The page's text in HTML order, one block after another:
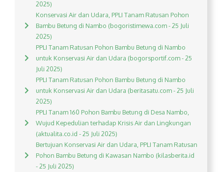
2025)
Konservasi Air dan Udara, PPLI Tanam Ratusan Pohon
Bambu Betung di Nambo (bogoristimewa.com - 25 Juli
2025)
PPLI Tanam Ratusan Pohon Bambu Betung di Nambo
untuk Konservasi Air dan Udara (bogorsportif.com - 25
Juli 2025)
PPLI Tanam Ratusan Pohon Bambu Betung di Nambo
untuk Konservasi Air dan Udara (beritasatu.com - 25 Juli
2025)
PPLI Tanam 160 Pohon Bambu Betung di Desa Nambo,
Wujud Kepedulian terhadap Krisis Air dan Lingkungan
(aktualita.co.id - 25 Juli 2025)
Bertujuan Konservasi Air dan Udara, PPLI Tanam Ratusan
Pohon Bambu Betung di Kawasan Nambo (kilasberita.id
- 25 Juli 2025)